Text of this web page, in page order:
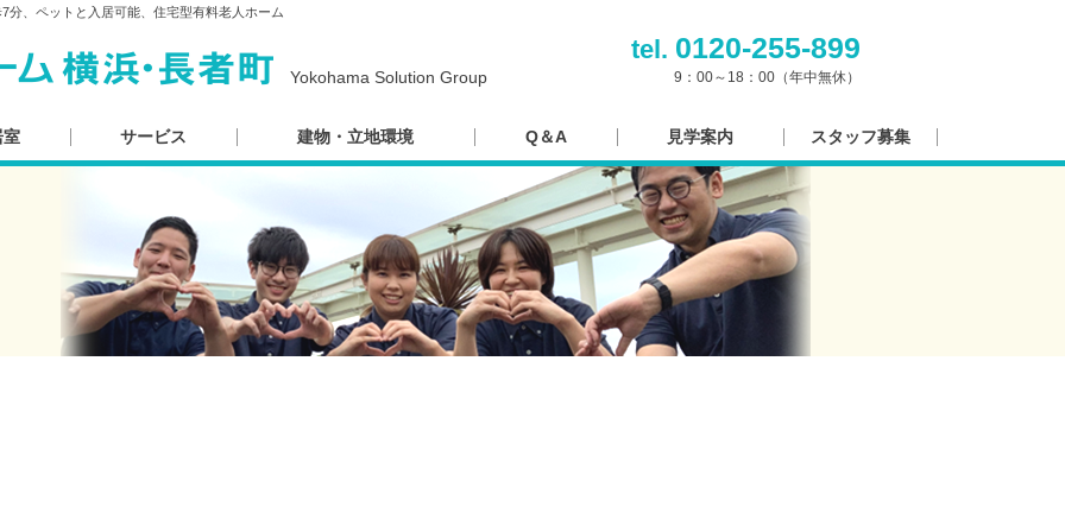
分、ペットと入居可能、住宅型有料老人ホーム
Yokohama Solution Group
tel. 0120-255-899
9：00～18：00（年中無休）
室 サービス 建物・立地環境 Q＆A 見学案内 スタッフ募集